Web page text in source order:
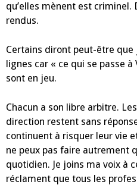
qu’elles mènent est
rendus.
Certains diront peut-être que
lignes car « ce qui se passe à
sont en jeu.
Chacun a son libre arbitre.
direction restent sans
continuent à risquer leur vie
ne peux pas faire autrement
quotidien. Je joins ma voix à
réclament que tous les